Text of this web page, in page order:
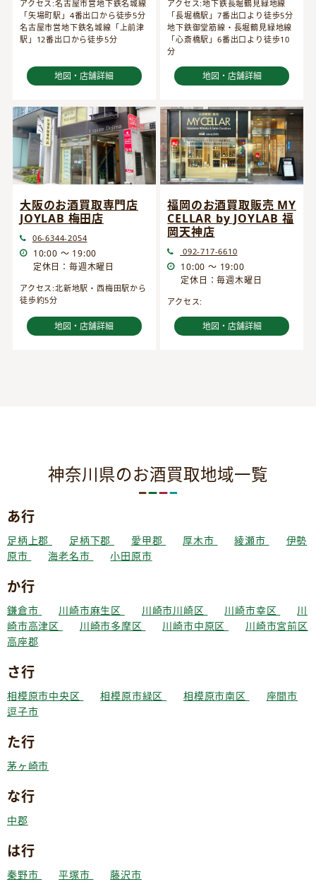
アクセス:名古屋市営地下鉄名城線
「矢場町駅」4番出口から徒歩5分
名古屋市営地下鉄名城線「上前津
駅」12番出口から徒歩5分
地図・店舗詳細
アクセス:地下鉄長堀鶴見緑地線
「長堀橋駅」7番出口より徒歩5分
地下鉄御堂筋線・長堀鶴見緑地線
「心斎橋駅」6番出口より徒歩10
分
地図・店舗詳細
大阪のお酒買取専門店
JOYLAB 梅田店
06-6344-2054
10:00 ～ 19:00
定休日：毎週木曜日
アクセス:北新地駅・西梅田駅から
徒歩約5分
地図・店舗詳細
福岡のお酒買取販売 MY
CELLAR by JOYLAB 福
岡天神店
092-717-6610
10:00 ～ 19:00
定休日：毎週木曜日
アクセス:
地図・店舗詳細
神奈川県のお酒買取地域一覧
あ行
足柄上郡 足柄下郡 愛甲郡 厚木市 綾瀬市
伊勢
原市
海老名市 小田原市
か行
鎌倉市 川崎市麻生区 川崎市川崎区 川崎市幸区
川
崎市高津区
川崎市多摩区 川崎市中原区
川崎市宮前区
高座郡
さ行
相模原市中央区 相模原市緑区 相模原市南区
座間市
逗子市
た行
茅ヶ崎市
な行
中郡
は行
秦野市 平塚市 藤沢市